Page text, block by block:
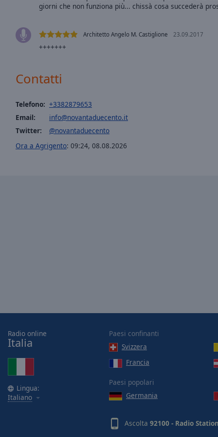
Color
Background
Font
Family
Reset
Done
giorni che non funziona più... chissà cosa succederà
Architetto Angelo M. Castiglione 23.09.2017
+++++++
Contatti
Telefono: +3382879653
Email:
info@novantaduecento.it
Twitter:
@novantaduecento
Ora a Agrigento: 09:24, 08.08.2026
Radio online
Italia
Lingua:
Italiano
Paesi confinanti
Svizzera
Francia
Paesi popolari
Germania
Ascolta 92100 - Radio Station